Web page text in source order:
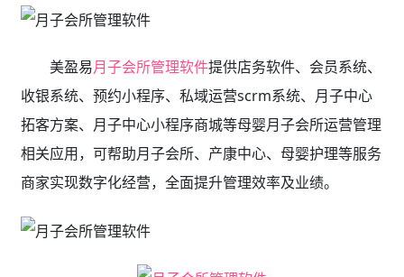
美盈易月子会所管理软件提供店务软件、会员系统、
收银系统、预约小程序、私域运营scrm系统、月子中心
拓客方案、月子中心小程序商城等母婴月子会所运营管理
相关应用，可帮助月子会所、产康中心、母婴护理等服务
商家实现数字化经营，全面提升管理效率及业绩。